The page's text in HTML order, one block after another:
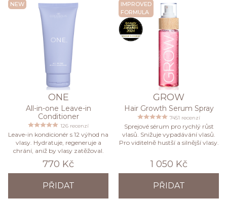
NEW
ONE
All-in-one Leave-in
Conditioner
126 recenzí
Leave-in kondicionér s 12 výhod na
vlasy. Hydratuje, regeneruje a
chrání, aniž by vlasy zatěžoval.
770 Kč
PŘIDAT
IMPROVED
FORMULA
GROW
Hair Growth Serum Spray
7451 recenzí
Sprejové sérum pro rychlý růst
vlasů. Snižuje vypadávání vlasů.
Pro viditelně hustší a silnější vlasy.
1 050 Kč
PŘIDAT